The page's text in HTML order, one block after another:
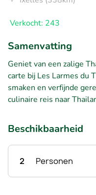
Verkocht: 243
Samenvatting
Geniet van een zalige
carte bij Les Larmes du
smaken en verfijnde
culinaire reis naar
Beschikbaarheid
2 Personen